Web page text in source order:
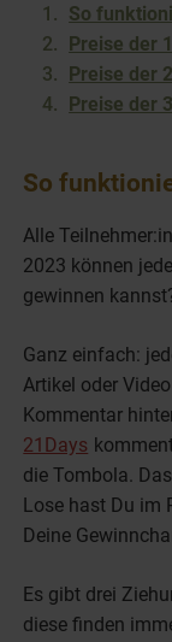
So
Preise der
Preise der
Preise der
So
Alle
2023 können
gewinnen
Ganz einfach:
Artikel oder
Kommentar
21Days
die Tombola.
Lose hast Du im
Deine
Es gibt drei
diese finden